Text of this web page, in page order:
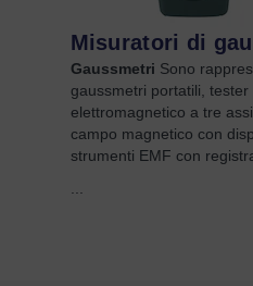
Misuratori di
Gaussmetri Sono
gaussmetri portatili, tester
elettromagnetico a tre
campo magnetico con
strumenti EMF con